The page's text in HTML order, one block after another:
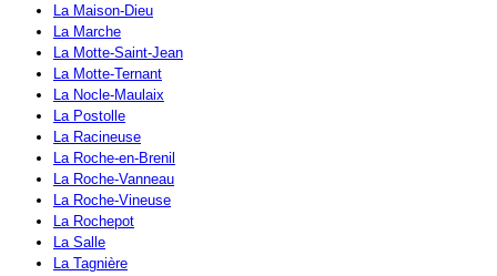
La Maison-Dieu
La Marche
La Motte-Saint-Jean
La Motte-Ternant
La Nocle-Maulaix
La Postolle
La Racineuse
La Roche-en-Brenil
La Roche-Vanneau
La Roche-Vineuse
La Rochepot
La Salle
La Tagnière